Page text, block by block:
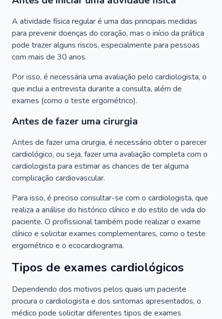
A atividade física regular é uma das principais medidas
para prevenir doenças do coração, mas o início da prática
pode trazer alguns riscos, especialmente para pessoas
com mais de 30 anos.
Por isso, é necessária uma avaliação pelo cardiologista, o
que inclui a entrevista durante a consulta, além de
exames (como o teste ergométrico).
Antes de fazer uma cirurgia
Antes de fazer uma cirurgia, é necessário obter o parecer
cardiológico, ou seja, fazer uma avaliação completa com o
cardiologista para estimar as chances de ter alguma
complicação cardiovascular.
Para isso, é preciso consultar-se com o cardiologista, que
realiza a análise do histórico clínico e do estilo de vida do
paciente. O profissional também pode realizar o exame
clínico e solicitar exames complementares, como o teste
ergométrico e o ecocardiograma.
Tipos de exames cardiológicos
Dependendo dos motivos pelos quais um paciente
procura o cardiologista e dos sintomas apresentados, o
médico pode solicitar diferentes tipos de exames